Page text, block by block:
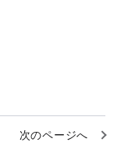
次のページへ